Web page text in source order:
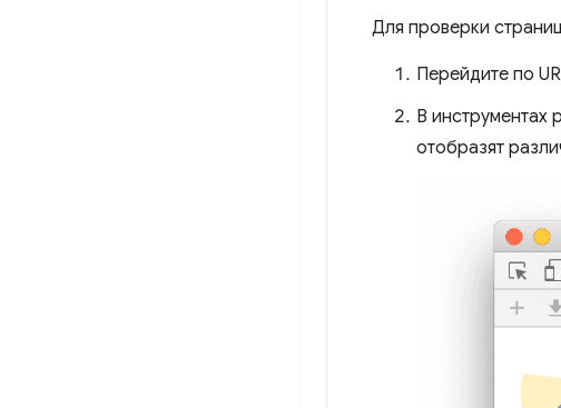
Для проверки
Перейдите по
В инструментах
отобразят